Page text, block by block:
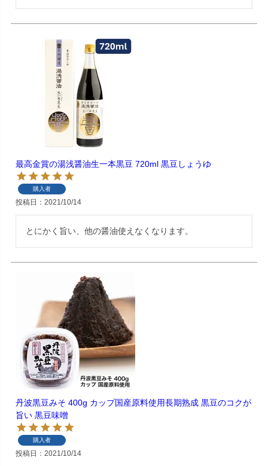
最高金賞の湯浅醤油生一本黒豆 720ml 黒豆しょうゆ
購入者
投稿日 2021/10/14
とにかく旨い、他の醤油使えなくなります。
丹波黒豆みそ 400g カップ国産原料使用長期熟成 黒豆のコクが
旨い 黒豆味噌
購入者
投稿日 2021/10/14